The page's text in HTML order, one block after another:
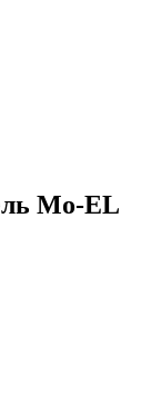
Mo-EL